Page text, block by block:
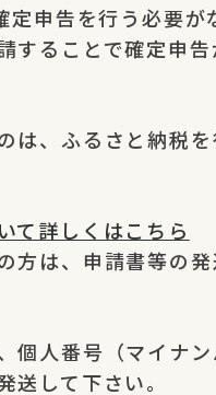
申告を行う必要
することで確定申
は、ふるさと納税
て詳しくはこちら
方は、申請書等の
個人番号（マイナ
送して下さい。